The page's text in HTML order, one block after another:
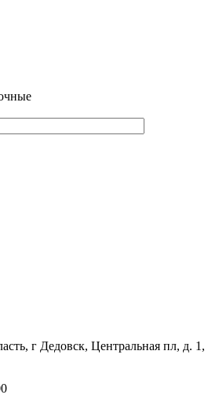
г Дедовск, Центральная пл, д. 1,